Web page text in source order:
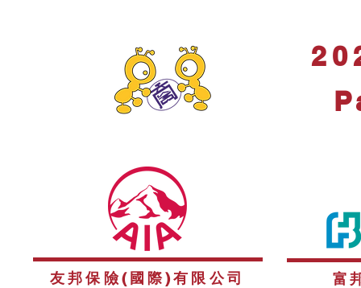
友邦保險(國際)有限公司 富